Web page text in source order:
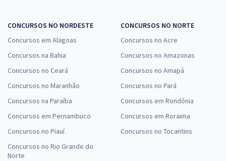
CONCURSOS NO NORDESTE
Concursos em Alagoas
Concursos na Bahia
Concursos no Ceará
Concursos no Maranhão
Concursos na Paraíba
Concursos em Pernambuco
Concursos no Piauí
Concursos no Rio Grande do
Norte
CONCURSOS NO NORTE
Concursos no Acre
Concursos no Amazonas
Concursos no Amapá
Concursos no Pará
Concursos em Rondônia
Concursos em Roraima
Concursos no Tocantins